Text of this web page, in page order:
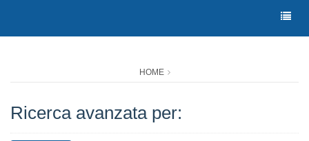
HOME
Ricerca avanzata per: